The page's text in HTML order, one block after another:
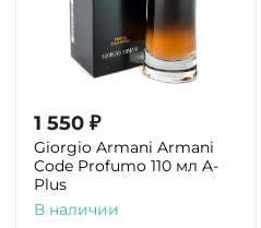
1 550 ₽
Giorgio Armani Armani
Code Profumo 110 мл A-
Plus
В наличии